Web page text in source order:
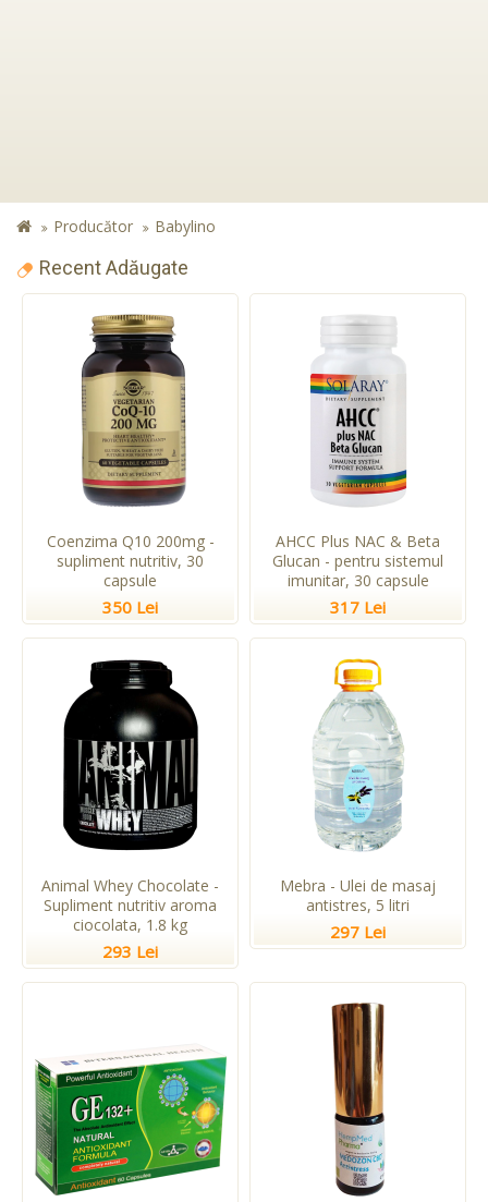
Producător Babylino
Recent Adăugate
Coenzima Q10 200mg -
supliment nutritiv, 30
capsule
350 Lei
AHCC Plus NAC & Beta
Glucan - pentru sistemul
imunitar, 30 capsule
317 Lei
Animal Whey Chocolate -
Supliment nutritiv aroma
ciocolata, 1.8 kg
293 Lei
Mebra - Ulei de masaj
antistres, 5 litri
297 Lei